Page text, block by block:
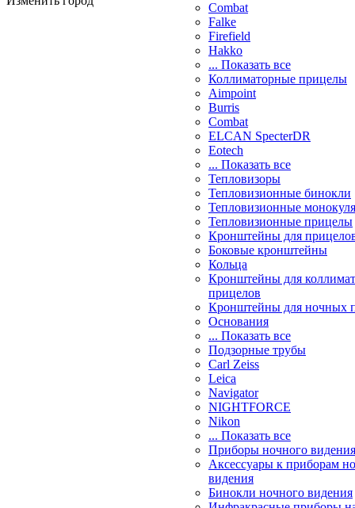
Combat
Falke
Firefield
Hakko
... Показать все
Коллиматорные прицелы
Aimpoint
Burris
Combat
ELCAN SpecterDR
Eotech
... Показать все
Тепловизоры
Тепловизионные бинокли
Тепловизионные
Тепловизионные прицелы
Кронштейны для
Боковые кронштейны
Кольца
Кронштейны для
прицелов
Кронштейны для ночных
Основания
... Показать все
Подзорные трубы
Carl Zeiss
Leica
Navigator
NIGHTFORCE
Nikon
... Показать все
Приборы ночного видения
Аксессуары к приборам
видения
Бинокли ночного видения